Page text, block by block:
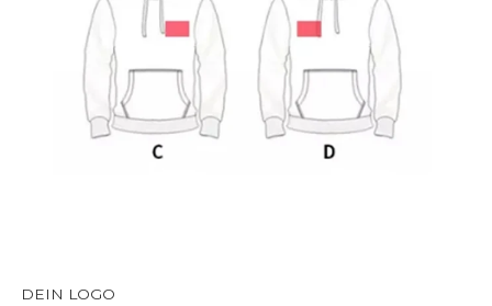
DEIN LOGO